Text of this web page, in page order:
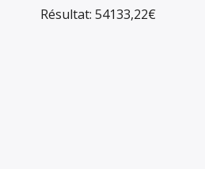
Résultat: 54133,22€